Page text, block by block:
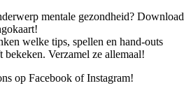
mentale gezondheid? Download
welke tips, spellen en hand-outs
Verzamel ze allemaal!
op Facebook of Instagram!